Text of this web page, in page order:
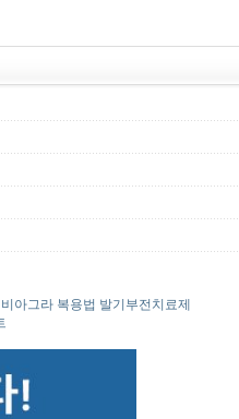
아그라 복용법 발기부전치료제